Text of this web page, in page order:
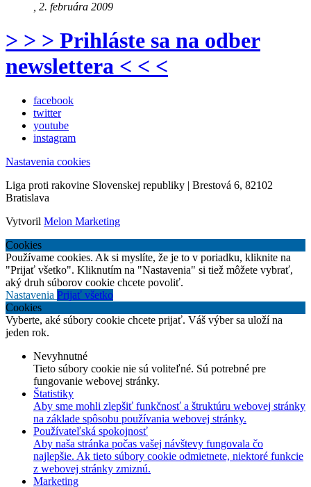
, 2. februára 2009
> > > Prihláste sa na odber
newslettera < < <
facebook
twitter
youtube
instagram
Nastavenia cookies
Liga proti rakovine Slovenskej republiky | Brestová 6, 82102
Bratislava
Vytvoril Melon Marketing
Cookies
Používame cookies. Ak si myslíte, že je to v poriadku, kliknite na
"Prijať všetko". Kliknutím na "Nastavenia" si tiež môžete vybrať,
aký druh súborov cookie chcete povoliť.
Nastavenia Prijať všetko
Cookies
Vyberte, aké súbory cookie chcete prijať. Váš výber sa uloží na
jeden rok.
Nevyhnutné
Tieto súbory cookie nie sú voliteľné. Sú potrebné pre
fungovanie webovej stránky.
Štatistiky
Aby sme mohli zlepšiť funkčnosť a štruktúru webovej stránky
na základe spôsobu používania webovej stránky.
Používateľská spokojnosť
Aby naša stránka počas vašej návštevy fungovala čo
najlepšie. Ak tieto súbory cookie odmietnete, niektoré funkcie
z webovej stránky zmiznú.
Marketing